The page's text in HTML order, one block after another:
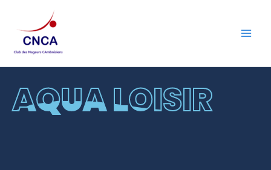
contenu
AQUA LOISIR
AQUA LOISIR